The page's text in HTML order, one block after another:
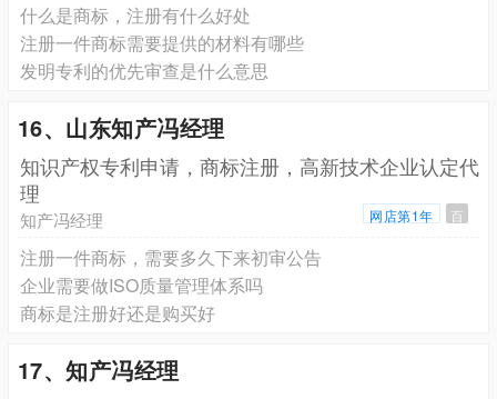
什么是商标，注册有什么好处
注册一件商标需要提供的材料有哪些
发明专利的优先审查是什么意思
16、山东知产冯经理
知识产权专利申请，商标注册，高新技术企业认定代
理
知产冯经理 网店第1年 百
注册一件商标，需要多久下来初审公告
企业需要做ISO质量管理体系吗
商标是注册好还是购买好
17、知产冯经理